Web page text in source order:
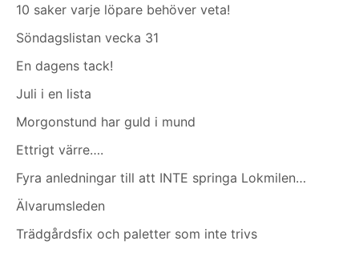
10 saker varje löpare behöver veta!
Söndagslistan vecka 31
En dagens tack!
Juli i en lista
Morgonstund har guld i mund
Ettrigt värre….
Fyra anledningar till att INTE springa Lokmilen…
Älvarumsleden
Trädgårdsfix och paletter som inte trivs